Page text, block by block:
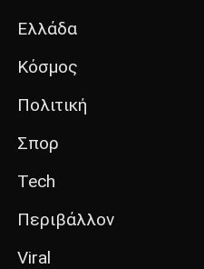
Ελλάδα
Κόσμος
Πολιτική
Σπορ
Tech
Περιβάλλον
Viral